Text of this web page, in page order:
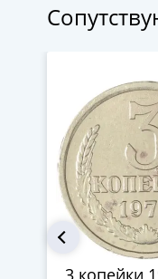
3 копейки